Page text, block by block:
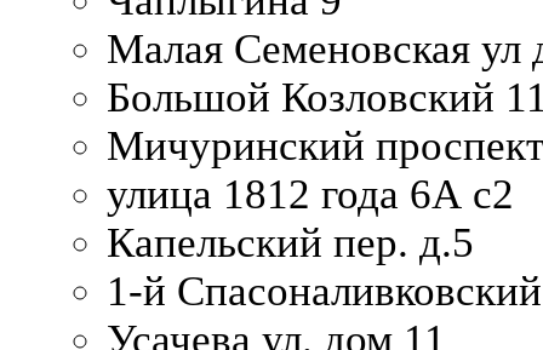
Малая Семеновская ул
Большой Козловский
Мичуринский
улица 1812 года 6А с2
Капельский пер. д.5
1-й
Усачева ул. дом 11